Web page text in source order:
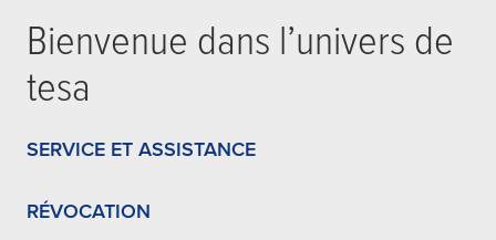
Bienvenue dans l’univers de
tesa
SERVICE ET ASSISTANCE
RÉVOCATION